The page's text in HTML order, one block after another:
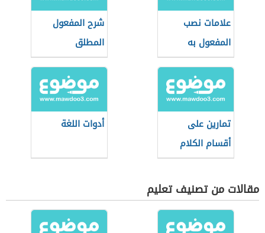
علامات نصب
المفعول به
شرح المفعول
المطلق
تمارين على
أقسام الكلام
أدوات اللغة
مقالات من تصنيف تعليم